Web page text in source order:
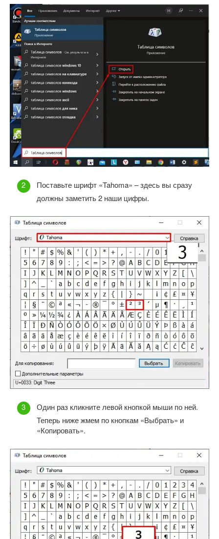
Поставьте шрифт «Tahoma» – здесь вы сразу
должны заметить 2 наши цифры.
Один раз кликните левой кнопкой мыши по ней.
Теперь ниже жмем по кнопкам «Выбрать» и
«Копировать».